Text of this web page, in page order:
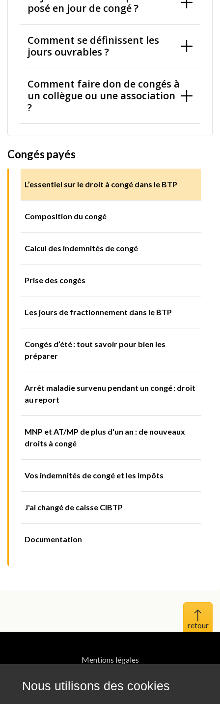
Nous utilisons des cookies
posé en jour de congé ?
Comment se définissent les
jours ouvrables ?
Comment faire don de congés à
un collègue ou une association
?
Congés payés
L’essentiel sur le droit à congé dans le BTP
Composition du congé
Calcul des indemnités de congé
Prise des congés
Les jours de fractionnement dans le BTP
Congés d’été : tout savoir pour bien les
préparer
Arrêt maladie survenu pendant un congé : droit
au report
MNP et AT/MP de plus d'un an : de nouveaux
droits à congé
Vos indemnités de congé et les impôts
J'ai changé de caisse CIBTP
Documentation
Haut
Mentions légales